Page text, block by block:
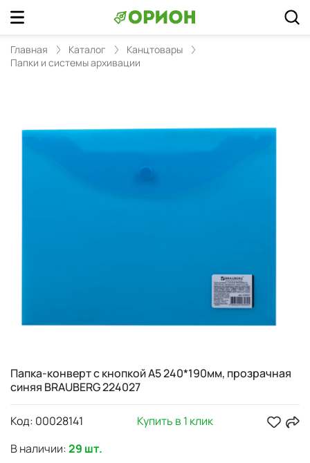
Главная Каталог
Канцтовары
Папки и системы архивации
Папка-конверт с кнопкой А5 240*190мм, прозрачная
синяя BRAUBERG 224027
В наличии:29 шт.
Код: 00028141 Купить в 1 клик